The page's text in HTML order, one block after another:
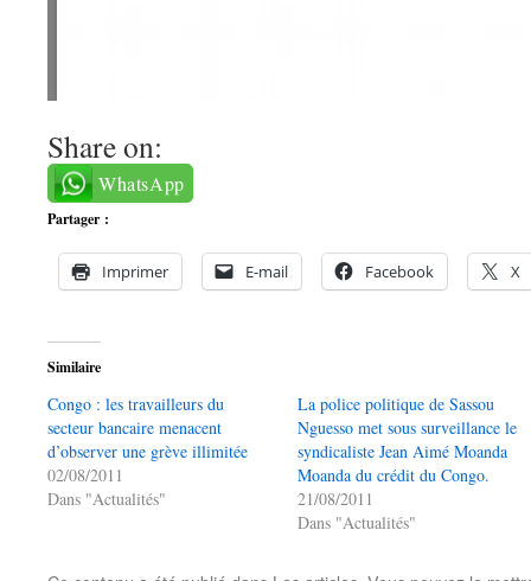
Share on:
WhatsApp
Partager :
Imprimer E-mail Facebook X
Similaire
Congo : les travailleurs du
secteur bancaire menacent
d’observer une grève illimitée
02/08/2011
Dans "Actualités"
La police politique de Sassou
Nguesso met sous surveillance le
syndicaliste Jean Aimé Moanda
Moanda du crédit du Congo.
21/08/2011
Dans "Actualités"